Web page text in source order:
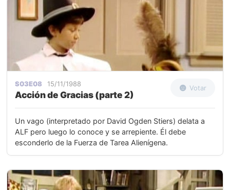
S03E08 15/11/1988
Acción de Gracias (parte 2)
Votar
Un vago (interpretado por David Ogden Stiers) delata a
ALF pero luego lo conoce y se arrepiente. Él debe
esconderlo de la Fuerza de Tarea Alienígena.